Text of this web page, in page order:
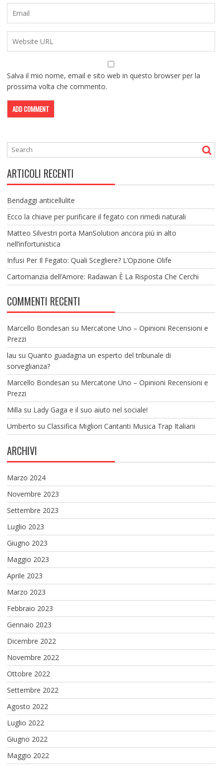
Salva il mio nome, email e sito web in questo browser per la
prossima volta che commento.
ARTICOLI RECENTI
Bendaggi anticellulite
Ecco la chiave per purificare il fegato con rimedi naturali
Matteo Silvestri porta ManSolution ancora più in alto
nell’infortunistica
Infusi Per Il Fegato: Quali Scegliere? L’Opzione Olife
Cartomanzia dell’Amore: Radawan È La Risposta Che Cerchi
COMMENTI RECENTI
Marcello Bondesan su Mercatone Uno – Opinioni Recensioni e
Prezzi
lau su Quanto guadagna un esperto del tribunale di
sorveglianza?
Marcello Bondesan su Mercatone Uno – Opinioni Recensioni e
Prezzi
Milla su Lady Gaga e il suo aiuto nel sociale!
Umberto su Classifica Migliori Cantanti Musica Trap Italiani
ARCHIVI
Marzo 2024
Novembre 2023
Settembre 2023
Luglio 2023
Giugno 2023
Maggio 2023
Aprile 2023
Marzo 2023
Febbraio 2023
Gennaio 2023
Dicembre 2022
Novembre 2022
Ottobre 2022
Settembre 2022
Agosto 2022
Luglio 2022
Giugno 2022
Maggio 2022